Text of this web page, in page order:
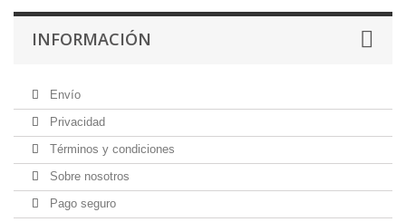
INFORMACIÓN
Envío
Privacidad
Términos y condiciones
Sobre nosotros
Pago seguro